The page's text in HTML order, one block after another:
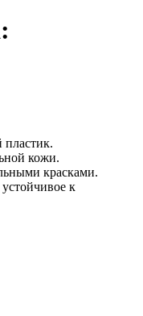
пластик.
кожи.
красками.
к